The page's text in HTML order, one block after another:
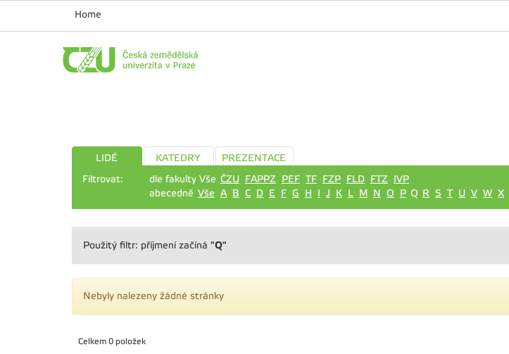
Home
LIDÉ KATEDRY
PREZENTACE
Filtrovat:
dle fakulty Vše ČZU FAPPZ PEF TF FZP FLD FTZ IVP
abecedně Vše A B C D E F G H I J K L M N O P Q R S T U V W X
Použitý filtr: příjmení začíná "Q"
Nebyly nalezeny žádné stránky
Celkem 0 položek